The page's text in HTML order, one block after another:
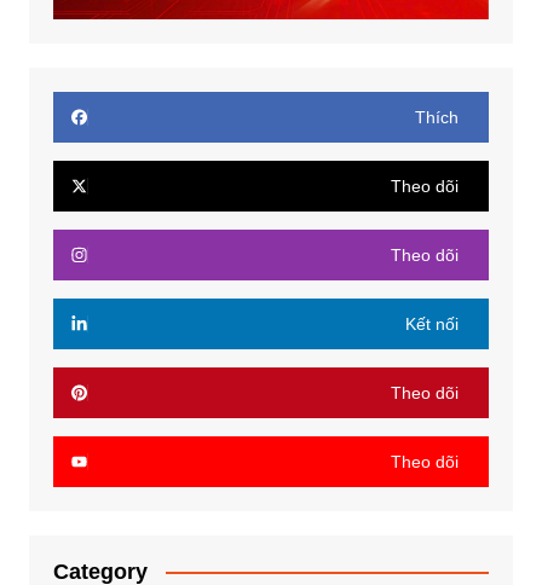
Thích
Theo dõi
Theo dõi
Kết nối
Theo dõi
Theo dõi
Category